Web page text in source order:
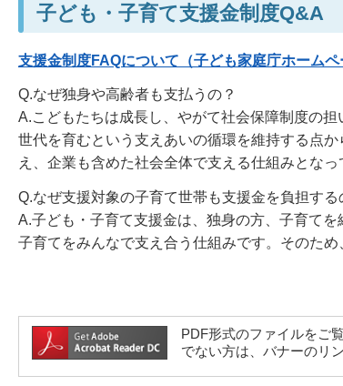
子ども・子育て支援金制度Q&A
支援金制度FAQについて（子ども家庭庁ホームペ
Q.なぜ独身や高齢者も支払うの？
A.こどもたちは成長し、やがて社会保障制度の
世代を育むという支えあいの循環を維持する点
え、企業も含めた社会全体で支える仕組みとなっ
Q.なぜ支援対象の子育て世帯も支援金を負担する
A.子ども・子育て支援金は、独身の方、子育て
子育てをみんなで支え合う仕組みです。そのた
PDF形式のファイルをご
でない方は、バナーのリ